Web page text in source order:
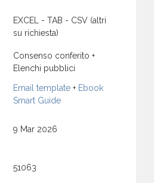
EXCEL - TAB - CSV (altri
su richiesta)
Consenso conferito +
Elenchi pubblici
Email template + Ebook
Smart Guide
9 Mar 2026
51063